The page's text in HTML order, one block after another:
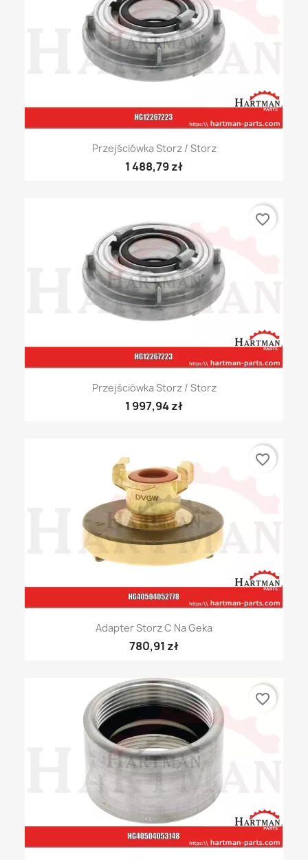
Przejściówka Storz / Storz
1 488,79 zł
Przejściówka Storz / Storz
1 997,94 zł
favorite_border
Adapter Storz C Na Geka
780,91 zł
favorite_border
favorite_border